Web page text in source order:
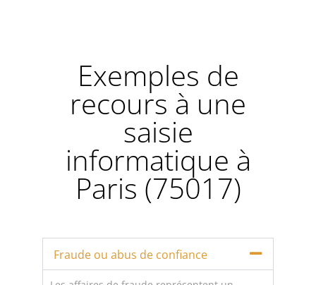
Exemples de
recours à une
saisie
informatique à
Paris (75017)
Fraude ou abus de confiance